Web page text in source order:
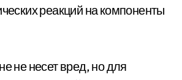
реакций на компоненты
не несет вред, но для